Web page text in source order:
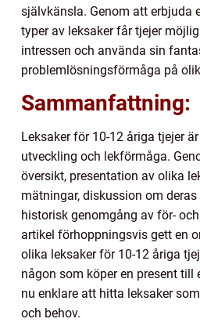
självkänsla. Genom att erbjuda
typer av leksaker får tjejer
intressen och använda sin
problemlösningsförmåga på
Sammanfattning:
Leksaker för 10-12 åriga tjejer
utveckling och lekförmåga.
översikt, presentation av olika
mätningar, diskussion om
historisk genomgång av för-
artikel förhoppningsvis gett en
olika leksaker för 10-12 åriga
någon som köper en present till
nu enklare att hitta leksaker
och behov.